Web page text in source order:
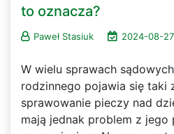
to oznacza?
Paweł Stasiuk 2024-08-27
W wielu sprawach
rodzinnego pojawia się taki
sprawowanie pieczy nad
mają jednak problem z jego